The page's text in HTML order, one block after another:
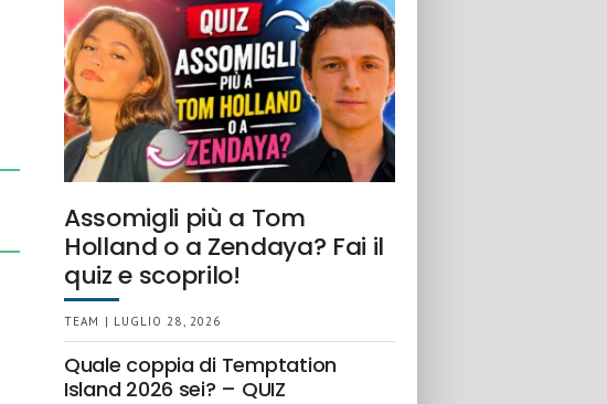
Assomigli più a Tom
Holland o a Zendaya? Fai il
quiz e scoprilo!
TEAM | LUGLIO 28, 2026
Quale coppia di Temptation
Island 2026 sei? – QUIZ